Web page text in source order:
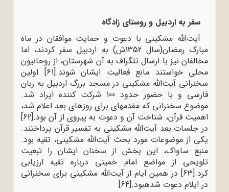
سفر به اردبیل و روستای زادگاه
آیت‌الله مشکینی با دعوت و حمایت موافقان در ماه
مبارک رمضان(سال 1352ش) به اردبیل سفر کردند، اما
مخالفان نیز با ارسال تلگراف به آن شهرستان، از روحانیون
محلی خواستند مانع فعالیت ایشان شوند.[61] اولین
سخنرانی آیت‌الله مشکینی در مسجد بزرگ اردبیل به زبان
فارسی و با حضور حدود 100 شرکت کننده ایراد شد.
موضوع سخنرانی که مقدمه‍ای برای روزهای بعد اعلام شد،
اهمیت قرآن، شناخت آن و دعوت به پیروی از آن بود.[62]
در جلسات بعد آیت‌الله مشکینی به تفسیر قرآن پرداختند.
یکی از موضوعات مورد بحث آیت‌الله مشکینی، تقیه بود.
منبع ساواک، این بخش از سخنان ایشان را تبعیت
تلویحی از مواضع امام خمینی درباره تقیه ارزیابی
کرد.[63] در همین ایام از آیت‌الله مشکینی برای سخنرانی
در ایلام دعوت شده‍بود.[64]